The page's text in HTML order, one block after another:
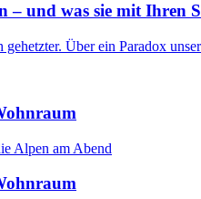
– und was sie mit Ihren
Über ein Paradox